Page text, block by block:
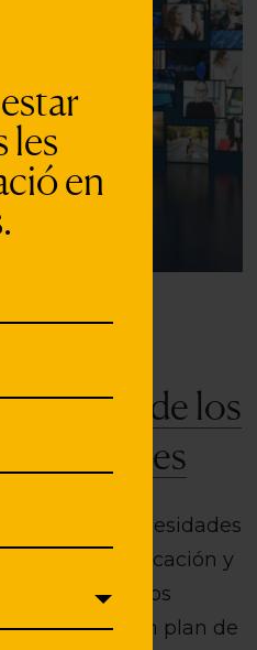
les
en
de los
sociales
las necesidades
de la comunicación y
de los servicios
diseñamos un plan de